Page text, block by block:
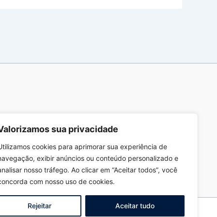
sua privacidade
cookies para aprimorar sua experiência de
exibir anúncios ou conteúdo personalizado e
nosso tráfego. Ao clicar em “Aceitar todos”, você
com nosso uso de cookies.
Rejeitar Aceitar tudo